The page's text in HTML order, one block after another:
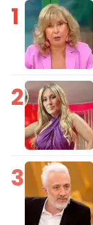
1
2
3